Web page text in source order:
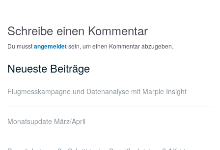
Schreibe einen Kommentar
Du musstangemeldetsein, um einen Kommentar abzugeben.
Neueste Beiträge
Flugmesskampagne und Datenanalyse mit Marple Insight
Monatsupdate März/April